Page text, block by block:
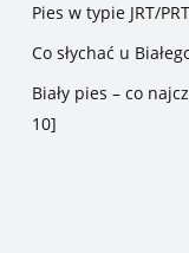
Pies w typie JRT/
Co słychać u
Biały pies – co
10]